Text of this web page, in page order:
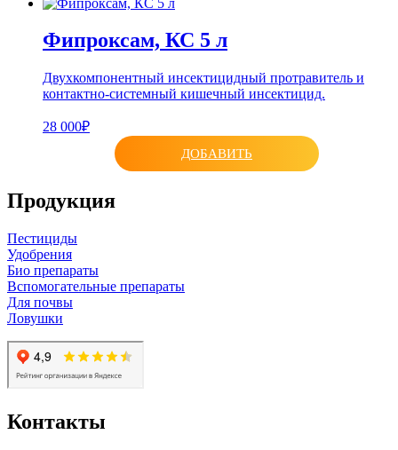
Фипроксам, КС 5 л
Двухкомпонентный инсектицидный протравитель и
контактно-системный кишечный инсектицид.
28 000₽
ДОБАВИТЬ
Продукция
Пестициды
Удобрения
Био препараты
Вспомогательные препараты
Для почвы
Ловушки
Контакты